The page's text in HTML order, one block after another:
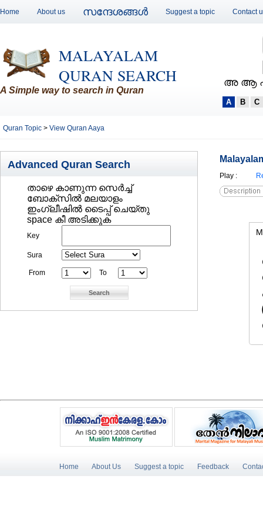
Home About us സന്ദേശങ്ങള്‍ Suggest a topic Contact
MALAYALAM
QURAN SEARCH
A Simple way to search in Quran
അ ആ
A B C
Quran Topic > View Quran Aaya
Advanced Quran Search
താഴെ കാണുന്ന സെര്‍ച്ച്‌
ബോക്സില്‍ മലയാളം
ഇംഗ്ലീഷില്‍ ടൈപ്പ് ചെയ്തു
space കീ അടിക്കുക
Key
Sura
From To
Play :
Home About Us Suggest a topic Feedback